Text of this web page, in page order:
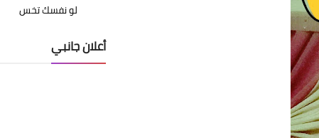
‏لو نفسك تخس‏
أعلان جانبي